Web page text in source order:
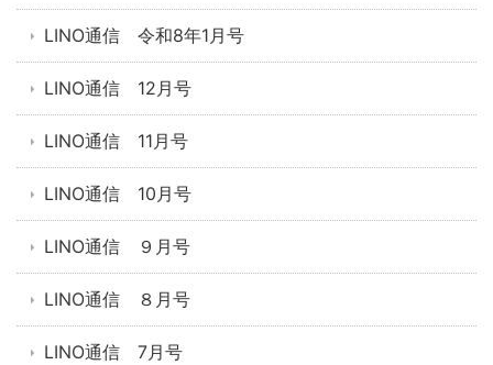
LINO通信 令和8年1月号
LINO通信 12月号
LINO通信 11月号
LINO通信 10月号
LINO通信 ９月号
LINO通信 ８月号
LINO通信 7月号